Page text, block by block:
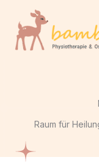
Inhalt
springen
Raum für